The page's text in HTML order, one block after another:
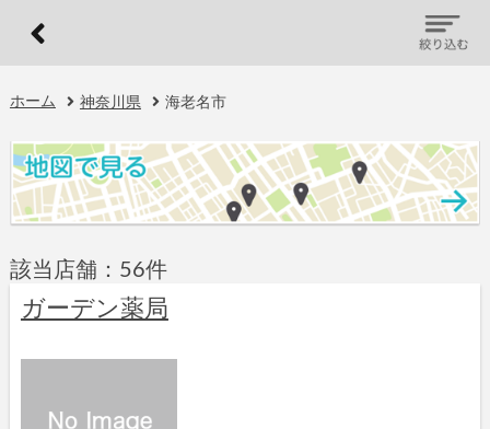
ホーム 神奈川県 海老名市
該当店舗：56件
ガーデン薬局